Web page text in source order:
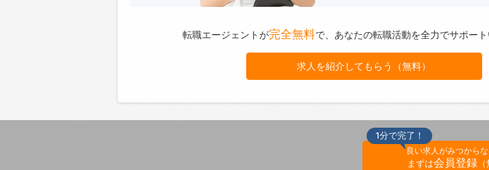
転職エージェントが完全無料で、 あなたの転職活動を全力でサポート
求人を紹介してもらう（無料）
1分で完了！
良い求人がみつから
まずは会員登録（